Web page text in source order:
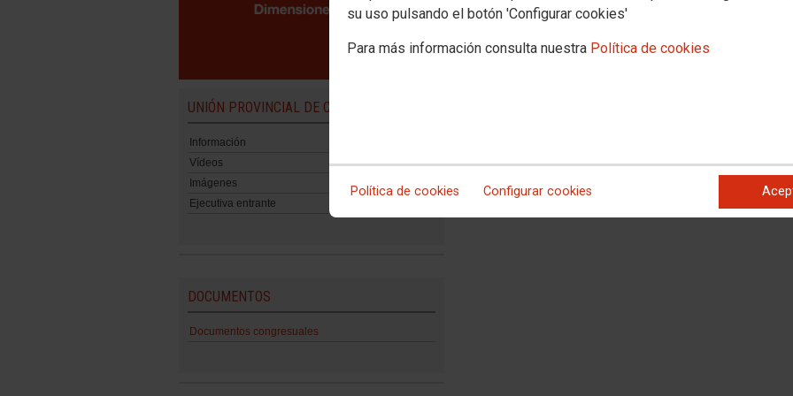
su uso pulsando el botón 'Configurar cookies'
Para más información consulta nuestra Política de cookies
Política de cookies Configurar cookies
UNIÓN PROVINCIAL DE CIUDAD REAL
Información
Vídeos
Imágenes
Ejecutiva entrante
DOCUMENTOS
Documentos congresuales